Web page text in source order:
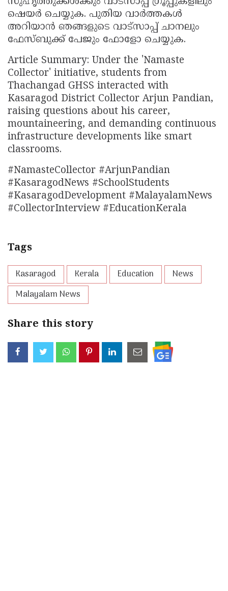
ഷെയർ ചെയ്യുക. പുതിയ വാർത്തകൾ
അറിയാൻ ഞങ്ങളുടെ വാട്സാപ്പ് ചാനലും
ഫേസ്ബുക്ക് പേജും ഫോളോ ചെയ്യുക.
Article Summary: Under the 'Namaste
Collector' initiative, students from
Thachangad GHSS interacted with
Kasaragod District Collector Arjun Pandian,
raising questions about his career,
mountaineering, and demanding continuous
infrastructure developments like smart
classrooms.
#NamasteCollector #ArjunPandian
#KasaragodNews #SchoolStudents
#KasaragodDevelopment #MalayalamNews
#CollectorInterview #EducationKerala
Tags
Kasaragod Kerala Education
News
Malayalam News
Share this story